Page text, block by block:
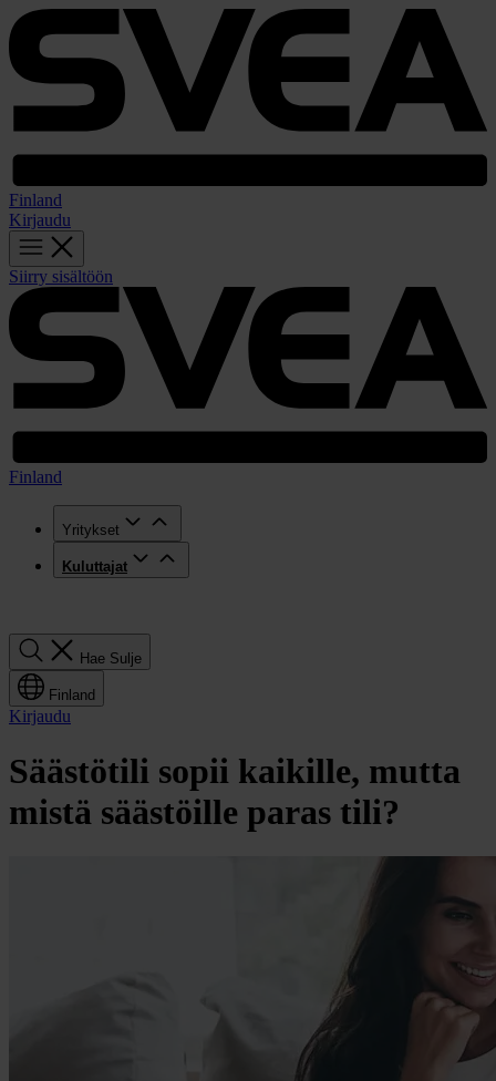
Finland
Kirjaudu
Siirry sisältöön
Finland
Yritykset
Kuluttajat
Hae Sulje
Finland
Kirjaudu
Säästötili sopii kaikille, mutta
mistä säästöille paras tili?